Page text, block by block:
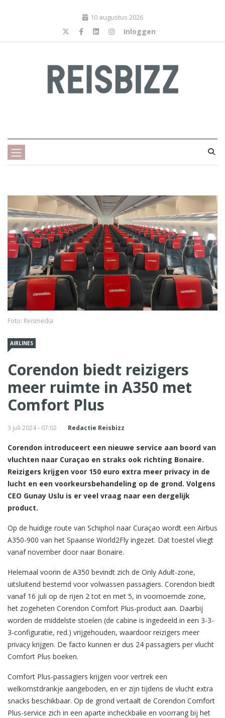
10 augustus 2026
Inloggen
Foto: Reismedia
AIRLINES
Corendon biedt reizigers
meer ruimte in A350 met
Comfort Plus
3 juli 2024 - 07:02 Redactie Reisbizz
Corendon introduceert een nieuwe service aan boord van
vluchten naar Curaçao en straks ook richting Bonaire.
Reizigers krijgen voor 150 euro extra meer privacy in de
lucht en een voorkeursbehandeling op de grond. Volgens
CEO Gunay Uslu is er veel vraag naar een dergelijk
product.
Op de huidige route van Schiphol naar Curaçao wordt een Airbus
A350-900 van het Spaanse World2Fly ingezet. Dat toestel vliegt
vanaf november door naar Bonaire.
Helemaal voorin de A350 bevindt zich de Only Adult-zone,
uitsluitend bestemd voor volwassen passagiers. Corendon biedt
vanaf 16 juli op de rijen 2 tot en met 5, in voornoemde zone,
het zogeheten Corendon Comfort Plus-product aan. Daarbij
worden de middelste stoelen (de cabine is ingedeeld in een 3-3-
3-configuratie, red.) vrijgehouden, waardoor reizigers meer
privacy krijgen. De facto kunnen er dus 24 passagiers per vlucht
Comfort Plus boeken.
Comfort Plus-passagiers krijgen voor vertrek een
welkomstdrankje aangeboden, en er zijn tijdens de vlucht extra
snacks beschikbaar. Op de grond vertaalt de Corendon Comfort
Plus-service zich in een aparte incheckbalie en voorrang bij het